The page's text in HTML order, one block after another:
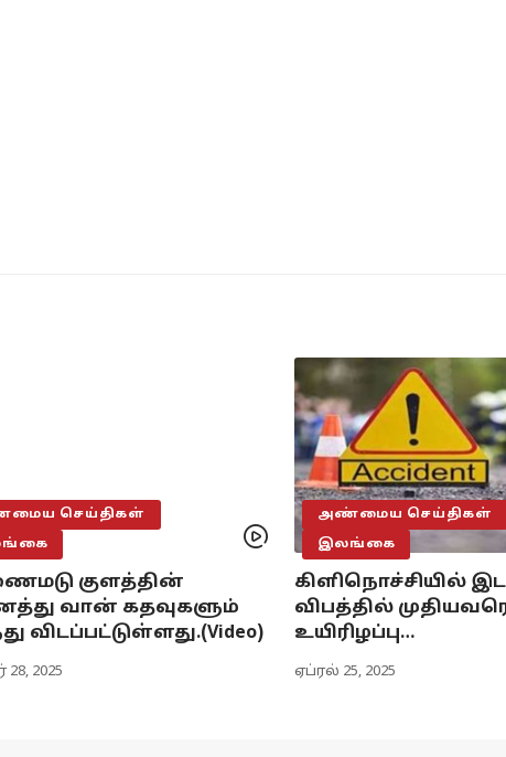
செய்திகள்
குளத்தின்
வான் கதவுகளும்
விடப்பட்டுள்ளது.(Video)
2025
அண்மைய செய்திகள்
இலங்கை
கிளிநொச்சியில்
விபத்தில்
உயிரிழப்பு…
ஏப்ரல் 25, 2025